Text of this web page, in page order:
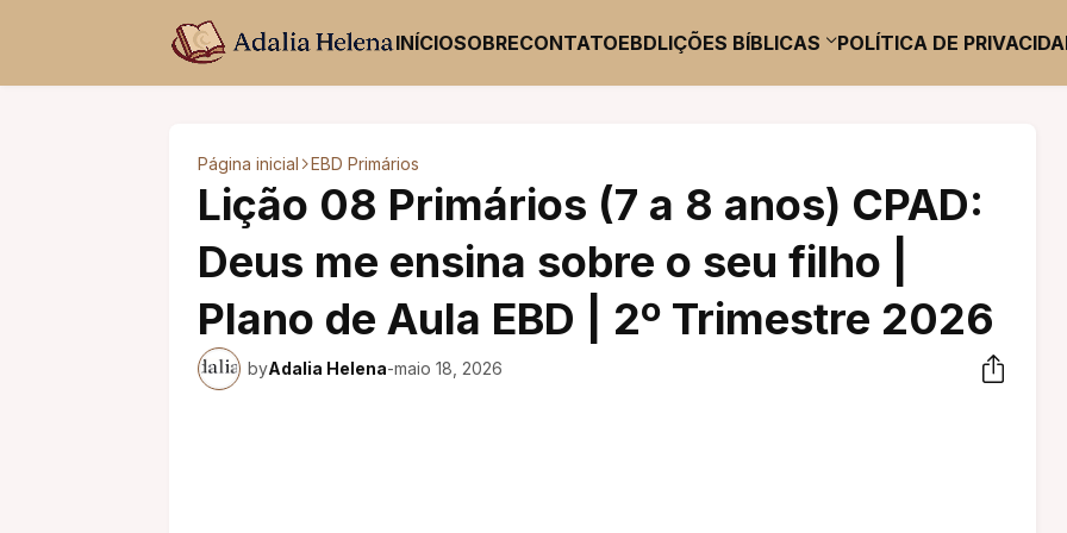
INÍCIOSOBRECONTATOEBDLIÇÕES BÍBLICAS POLÍTICA DE
Página inicial EBD Primários
Lição 08 Primários (7 a 8 anos) CPAD:
Deus me ensina sobre o seu filho |
Plano de Aula EBD | 2º Trimestre 2026
byAdalia Helena-maio 18, 2026